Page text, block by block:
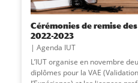
Cérémonies de remise
2022-2023
Agenda IUT
L’IUT organise en novembre
diplômes pour la VAE